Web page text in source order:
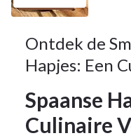
Ontdek de
Hapjes: Een
Spaanse
Culinaire